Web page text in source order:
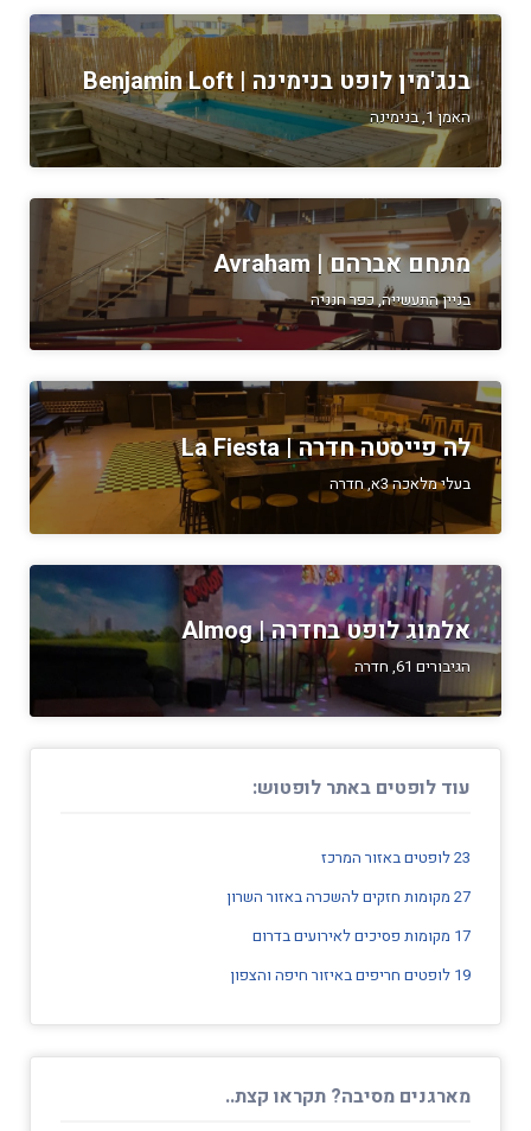
בנג'מין לופט בנימינה | Benjamin Loft
האמן 1, בנימינה
מתחם אברהם | Avraham
בניין התעשייה, כפר חנניה
לה פייסטה חדרה | La Fiesta
בעלי מלאכה 3א, חדרה
אלמוג לופט בחדרה | Almog
הגיבורים 61, חדרה
עוד לופטים באתר לופטוש:
23 לופטים באזור המרכז
27 מקומות חזקים להשכרה באזור השרון
17 מקומות פסיכים לאירועים בדרום
19 לופטים חריפים באיזור חיפה והצפון
מארגנים מסיבה? תקראו קצת..